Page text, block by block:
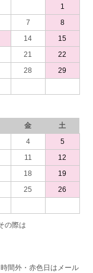
1
7
8
14
15
21
22
28
29
金
土
4
5
11
12
18
19
25
26
の際は
間外・赤色日はメール